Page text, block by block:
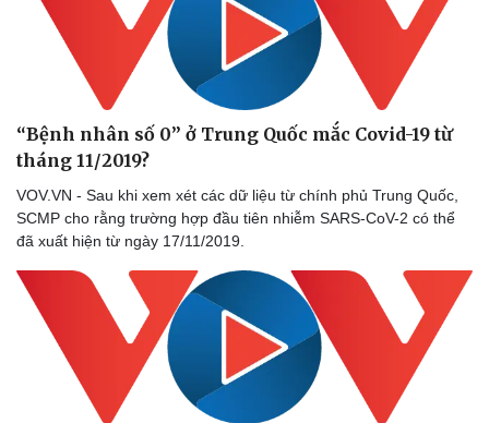
“Bệnh nhân số 0” ở Trung Quốc mắc Covid-19 từ
tháng 11/2019?
VOV.VN - Sau khi xem xét các dữ liệu từ chính phủ Trung Quốc,
SCMP cho rằng trường hợp đầu tiên nhiễm SARS-CoV-2 có thể
đã xuất hiện từ ngày 17/11/2019.